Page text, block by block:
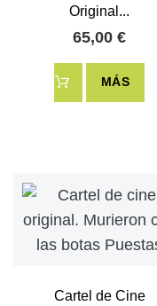
Original...
65,00 €
MÁS
Cartel de Cine